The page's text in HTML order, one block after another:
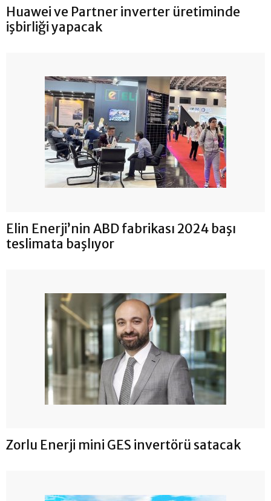
Huawei ve Partner inverter üretiminde
işbirliği yapacak
Elin Enerji’nin ABD fabrikası 2024 başı
teslimata başlıyor
Zorlu Enerji mini GES invertörü satacak